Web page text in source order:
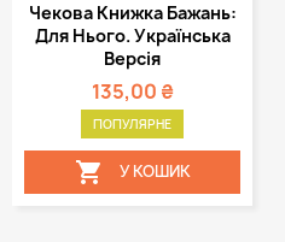
Чекова Книжка Бажань:
Для Нього. Українська
Версія
135,00 ₴
ПОПУЛЯРНЕ
 У КОШИК